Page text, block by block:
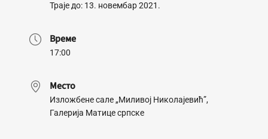
Траје до: 13. новембар 2021.
Време
17:00
Место
Изложбене сале „Миливој Николајевић”,
Галерија Матице српске